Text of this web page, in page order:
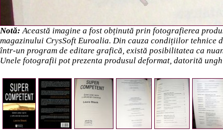
Notă: Această imagine a fost obținută prin fotografierea
magazinului CrysSoft Euroalia. Din cauza condițiilor tehnice
într-un program de editare grafică, există posibilitatea ca
Unele fotografii pot prezenta produsul deformat, datorită